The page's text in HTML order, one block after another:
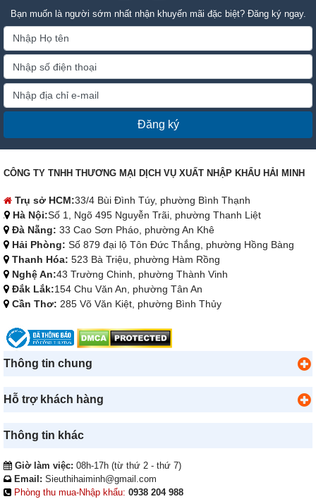
Bạn muốn là người sớm nhất nhận khuyến mãi đặc biệt? Đăng ký ngay.
Đăng ký
CÔNG TY TNHH THƯƠNG MẠI DỊCH VỤ XUẤT NHẬP KHẨU HẢI MINH
Trụ sở HCM:33/4 Bùi Đình Túy, phường Bình Thạnh
Hà Nội:Số 1, Ngõ 495 Nguyễn Trãi, phường Thanh Liệt
Đà Nẵng: 33 Cao Sơn Pháo, phường An Khê
Hải Phòng: Số 879 đại lộ Tôn Đức Thắng, phường Hồng Bàng
Thanh Hóa: 523 Bà Triệu, phường Hàm Rồng
Nghệ An:43 Trường Chinh, phường Thành Vinh
Đắk Lắk:154 Chu Văn An, phường Tân An
Cần Thơ: 285 Võ Văn Kiệt, phường Bình Thủy
Thông tin chung
Hỗ trợ khách hàng
Thông tin khác
Giờ làm việc: 08h-17h (từ thứ 2 - thứ 7)
Email: Sieuthihaiminh@gmail.com
Phòng thu mua-Nhập khẩu: 0938 204 988